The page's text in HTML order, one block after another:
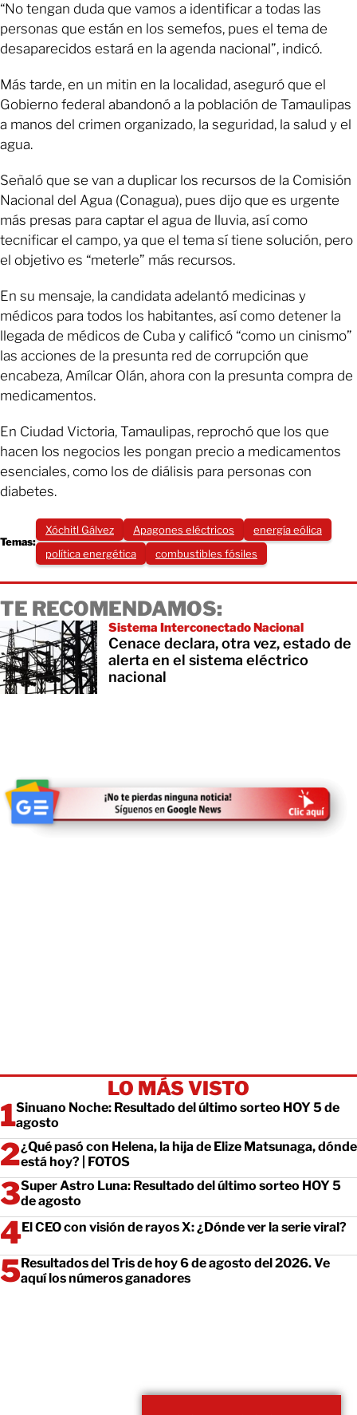
“No tengan duda que vamos a identificar a todas las
personas que están en los semefos, pues el tema de
desaparecidos estará en la agenda nacional”, indicó.
Más tarde, en un mitin en la localidad, aseguró que el
Gobierno federal abandonó a la población de Tamaulipas
a manos del crimen organizado, la seguridad, la salud y el
agua.
Señaló que se van a duplicar los recursos de la Comisión
Nacional del Agua (Conagua), pues dijo que es urgente
más presas para captar el agua de lluvia, así como
tecnificar el campo, ya que el tema sí tiene solución, pero
el objetivo es “meterle” más recursos.
En su mensaje, la candidata adelantó medicinas y
médicos para todos los habitantes, así como detener la
llegada de médicos de Cuba y calificó “como un cinismo”
las acciones de la presunta red de corrupción que
encabeza, Amílcar Olán, ahora con la presunta compra de
medicamentos.
En Ciudad Victoria, Tamaulipas, reprochó que los que
hacen los negocios les pongan precio a medicamentos
esenciales, como los de diálisis para personas con
diabetes.
Temas:
Xóchitl Gálvez Apagones eléctricos
energía eólica
política energética
combustibles fósiles
TE RECOMENDAMOS:
Sistema Interconectado Nacional
Cenace declara, otra vez, estado de
alerta en el sistema eléctrico
nacional
LO MÁS VISTO
Sinuano Noche: Resultado del último sorteo HOY 5 de
agosto
¿Qué pasó con Helena, la hija de Elize Matsunaga, dónde
está hoy? | FOTOS
Super Astro Luna: Resultado del último sorteo HOY 5
de agosto
El CEO con visión de rayos X: ¿Dónde ver la serie viral?
Resultados del Tris de hoy 6 de agosto del 2026. Ve
aquí los números ganadores